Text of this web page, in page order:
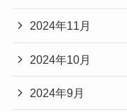
2024年11月
2024年10月
2024年9月